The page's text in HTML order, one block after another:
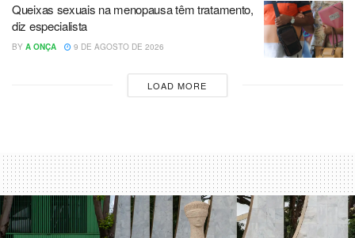
Queixas sexuais na menopausa têm tratamento,
diz especialista
BY A ONÇA 9 DE AGOSTO DE 2026
LOAD MORE